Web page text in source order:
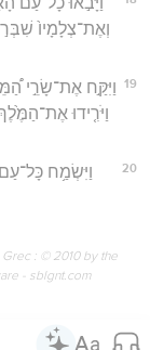
וְאֶת־צְלָמָיו֙
19
וַיִּקַּ֣ח אֶת־שָׂרֵ֣י
וַיֹּרִ֤ידוּ
20
וַיִּשְׂמַ֥ח
: © 2010 by the
- sblgnt.com